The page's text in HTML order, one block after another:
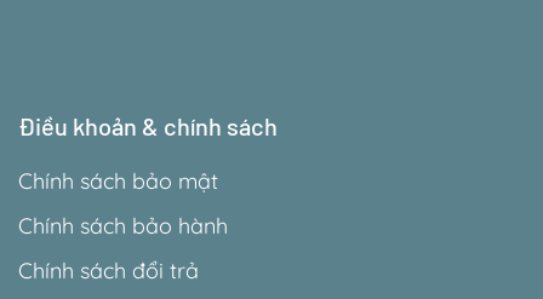
Điều khoản & chính sách
Chính sách bảo mật
Chính sách bảo hành
Chính sách đổi trả